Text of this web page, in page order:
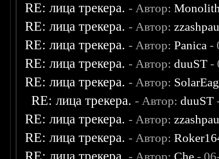
RE: лица трекера. - Автор:
RE: лица трекера. - Автор:
RE: лица трекера. - Автор:Panica -
RE: лица трекера. - Автор: duuST -
RE: лица трекера. - Автор:
RE: лица трекера. - Автор: duuST
RE: лица трекера. - Автор:
RE: лица трекера. - Автор:
- Автор: Che -